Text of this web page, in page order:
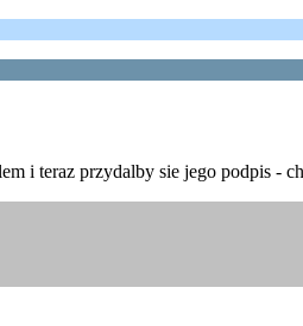
i teraz przydalby sie jego podpis -